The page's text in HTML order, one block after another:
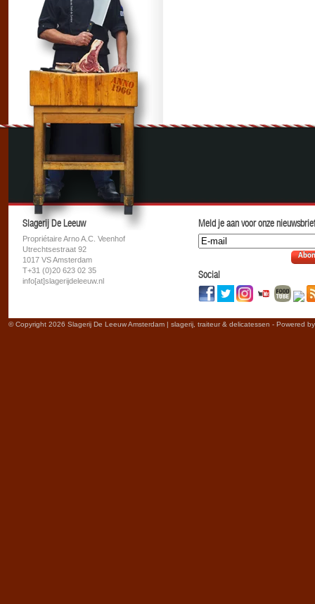
Slagerij De Leeuw
Propriétaire Arno A.C. Veenhof
Utrechtsestraat 92
1017 VS Amsterdam
T+31 (0)20 623 02 35
info[at]slagerijdeleeuw.nl
Meld je aan voor onze
Social
© Copyright 2026 Slagerij De Leeuw Amsterdam | slagerij, traiteur & delicatessen - Powered